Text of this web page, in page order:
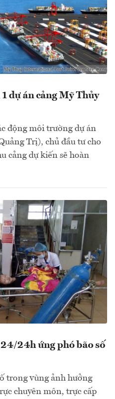
dự án cảng Mỹ Thủy
động môi trường dự án
Trị), chủ đầu tư cho
cảng dự kiến sẽ hoàn
24h ứng phó bão số
trong vùng ảnh hưởng
chuyên môn, trực cấp